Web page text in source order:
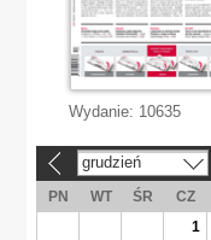
Wydanie: 10635
grudzień
PN WT ŚR CZ
1